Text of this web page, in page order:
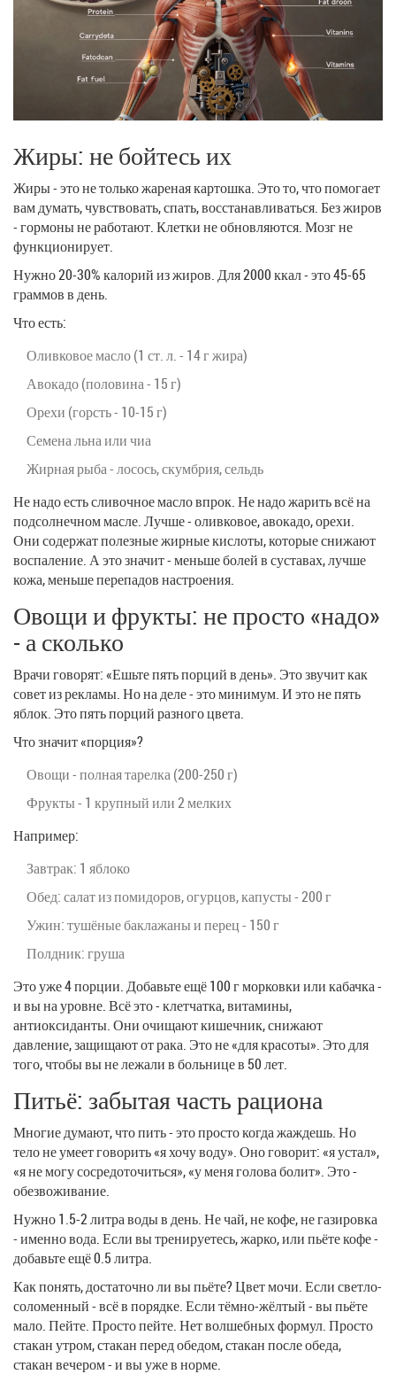
Жиры: не бойтесь их
Жиры - это не только жареная картошка. Это то, что помогает
вам думать, чувствовать, спать, восстанавливаться. Без жиров
- гормоны не работают. Клетки не обновляются. Мозг не
функционирует.
Нужно 20-30% калорий из жиров. Для 2000 ккал - это 45-65
граммов в день.
Что есть:
Оливковое масло (1 ст. л. - 14 г жира)
Авокадо (половина - 15 г)
Орехи (горсть - 10-15 г)
Семена льна или чиа
Жирная рыба - лосось, скумбрия, сельдь
Не надо есть сливочное масло впрок. Не надо жарить всё на
подсолнечном масле. Лучше - оливковое, авокадо, орехи.
Они содержат полезные жирные кислоты, которые снижают
воспаление. А это значит - меньше болей в суставах, лучше
кожа, меньше перепадов настроения.
Овощи и фрукты: не просто «надо»
- а сколько
Врачи говорят: «Ешьте пять порций в день». Это звучит как
совет из рекламы. Но на деле - это минимум. И это не пять
яблок. Это пять порций разного цвета.
Что значит «порция»?
Овощи - полная тарелка (200-250 г)
Фрукты - 1 крупный или 2 мелких
Например:
Завтрак: 1 яблоко
Обед: салат из помидоров, огурцов, капусты - 200 г
Ужин: тушёные баклажаны и перец - 150 г
Полдник: груша
Это уже 4 порции. Добавьте ещё 100 г морковки или кабачка -
и вы на уровне. Всё это - клетчатка, витамины,
антиоксиданты. Они очищают кишечник, снижают
давление, защищают от рака. Это не «для красоты». Это для
того, чтобы вы не лежали в больнице в 50 лет.
Питьё: забытая часть рациона
Многие думают, что пить - это просто когда жаждешь. Но
тело не умеет говорить «я хочу воду». Оно говорит: «я устал»,
«я не могу сосредоточиться», «у меня голова болит». Это -
обезвоживание.
Нужно 1.5-2 литра воды в день. Не чай, не кофе, не газировка
- именно вода. Если вы тренируетесь, жарко, или пьёте кофе -
добавьте ещё 0.5 литра.
Как понять, достаточно ли вы пьёте? Цвет мочи. Если светло-
соломенный - всё в порядке. Если тёмно-жёлтый - вы пьёте
мало. Пейте. Просто пейте. Нет волшебных формул. Просто
стакан утром, стакан перед обедом, стакан после обеда,
стакан вечером - и вы уже в норме.